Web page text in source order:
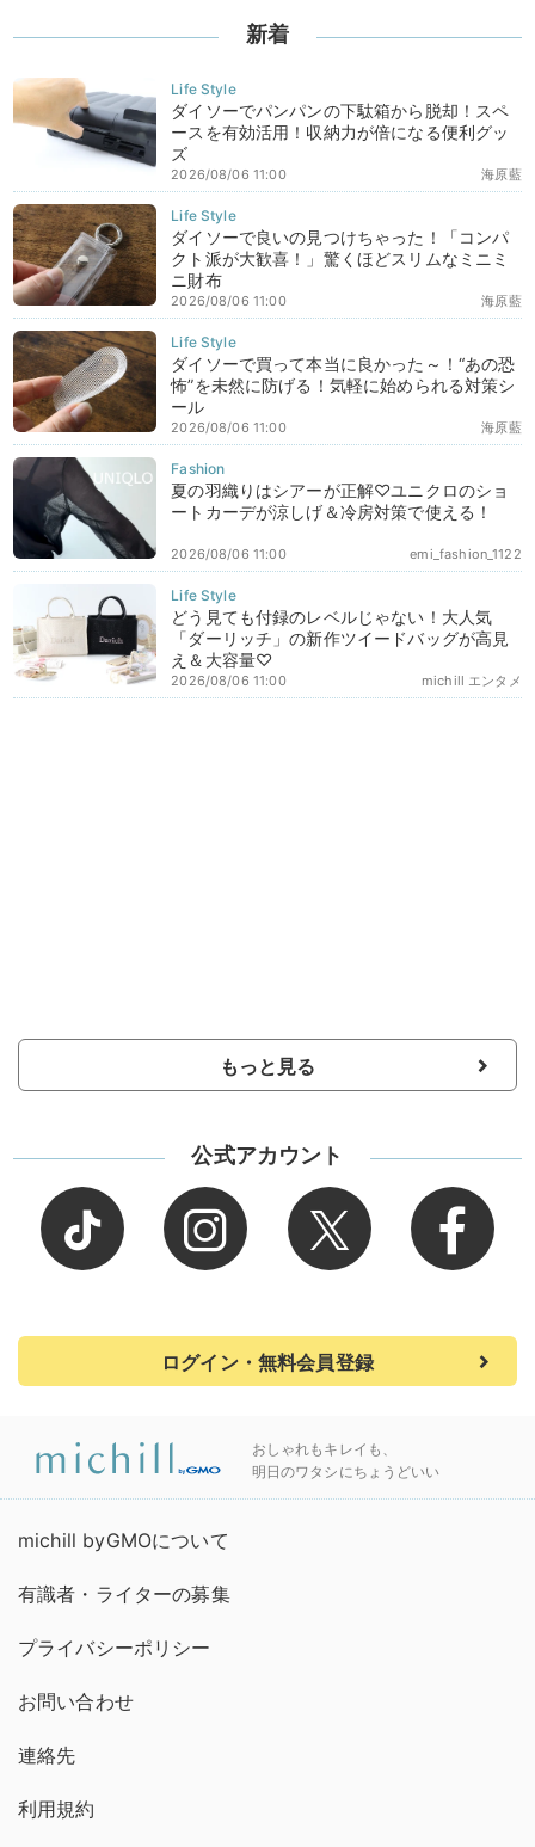
新着
ダイソーでパンパンの下駄箱から脱却！スペ
ースを有効活用！収納力が倍になる便利グッ
ズ
海原藍
2026/08/06 11:00
ダイソーで良いの見つけちゃった！「コンパ
クト派が大歓喜！」驚くほどスリムなミニミ
ニ財布
海原藍
2026/08/06 11:00
ダイソーで買って本当に良かった～！“あの恐
怖”を未然に防げる！気軽に始められる対策シ
ール
海原藍
2026/08/06 11:00
夏の羽織りはシアーが正解♡ユニクロのショ
ートカーデが涼しげ＆冷房対策で使える！
emi_fashion_1122
2026/08/06 11:00
どう見ても付録のレベルじゃない！大人気
「ダーリッチ」の新作ツイードバッグが高見
え＆大容量♡
michill エンタメ
2026/08/06 11:00
もっと見る
公式アカウント
ログイン・無料会員登録
おしゃれもキレイも、
明日のワタシにちょうどいい
michill byGMOについて
有識者・ライターの募集
プライバシーポリシー
お問い合わせ
連絡先
利用規約